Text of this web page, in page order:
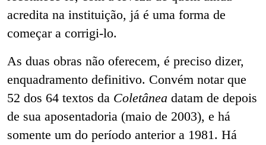
acredita na instituição, já é uma forma de
começar a corrigi-lo.
As duas obras não oferecem, é preciso dizer,
enquadramento definitivo. Convém notar que
52 dos 64 textos da Coletânea datam de depois
de sua aposentadoria (maio de 2003), e há
somente um do período anterior a 1981. Há